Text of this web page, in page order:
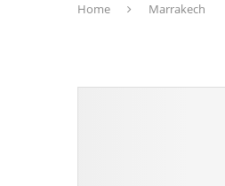
Home Marrakech